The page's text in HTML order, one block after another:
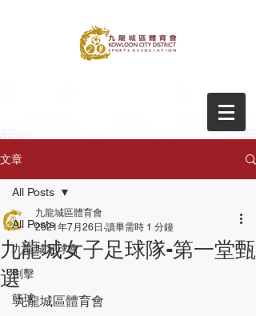
文章
All Posts
九龍城足球會
劍擊
籃球
All Posts
九龍城女子足球隊-第一堂甄
選
九龍城區體育會
2021年7月26日 讀畢需時 1 分鐘
九龍城區體育會